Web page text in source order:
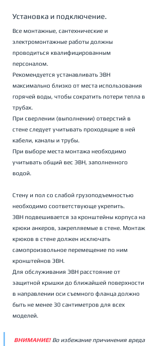
Установка и подключение.
Все монтажные, сантехнические и
электромонтажные работы должны
проводиться квалифицированным
персоналом.
Рекомендуется устанавливать ЭВН
максимально близко от места использования
горячей воды, чтобы сократить потери тепла в
трубах.
При сверлении (выполнении) отверстий в
стене следует учитывать проходящие в ней
кабели, каналы и трубы.
При выборе места монтажа необходимо
учитывать общий вес ЭВН, заполненного
водой.
Стену и пол со слабой грузоподъемностью
необходимо соответствующе укрепить.
ЭВН подвешивается за кронштейны корпуса на
крюки анкеров, закрепляемые в стене. Монтаж
крюков в стене должен исключать
самопроизвольное перемещение по ним
кронштейнов ЭВН.
Для обслуживания ЭВН расстояние от
защитной крышки до ближайшей поверхности
в направлении оси съемного фланца должно
быть не менее 30 сантиметров для всех
моделей.
ВНИМАНИЕ! Во избежание причинения вреда